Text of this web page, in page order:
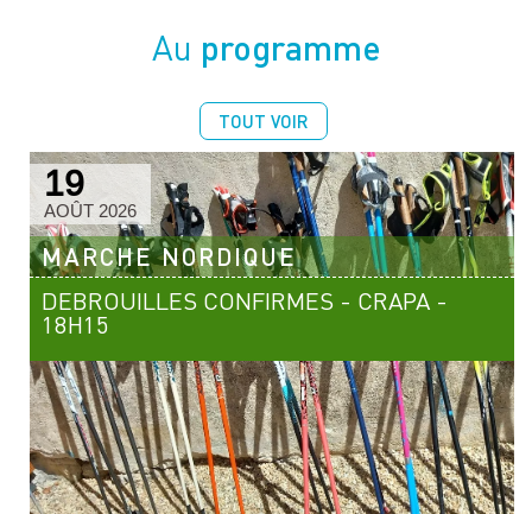
Au programme
TOUT VOIR
19
AOÛT 2026
MARCHE NORDIQUE
DEBROUILLES CONFIRMES - CRAPA -
18H15